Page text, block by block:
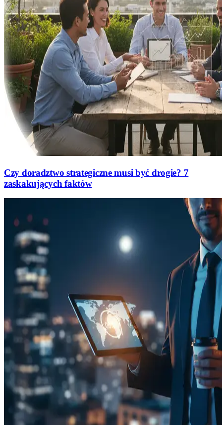
Czy doradztwo strategiczne musi być drogie? 7
zaskakujących faktów